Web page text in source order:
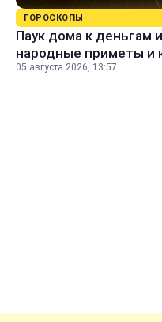
ГОРОСКОПЫ
Паук дома к деньгам
народные приметы и
05 августа 2026, 13:57